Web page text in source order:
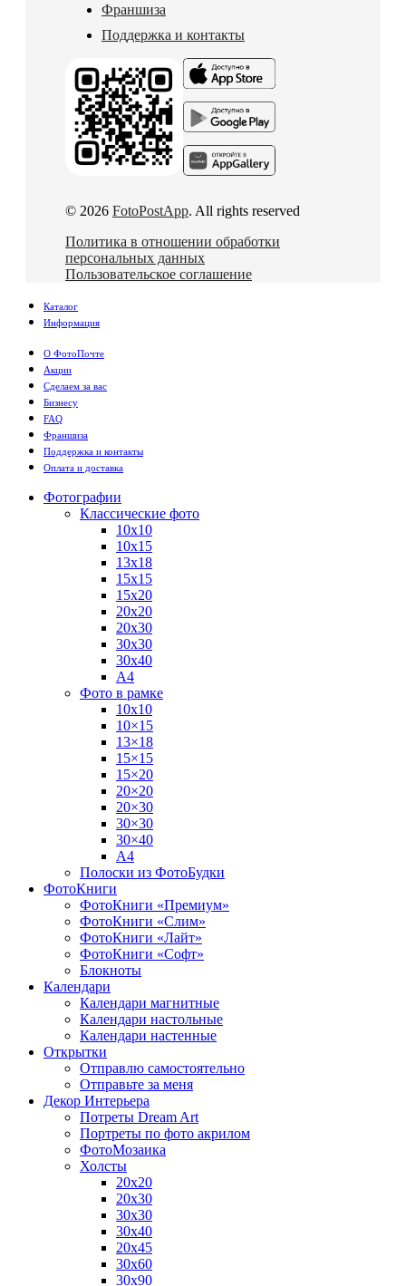
Франшиза
Поддержка и контакты
© 2026 FotoPostApp. All rights reserved
Политика в отношении обработки
персональных данных
Пользовательское соглашение
Каталог
Информация
О ФотоПочте
Акции
Сделаем за вас
Бизнесу
FAQ
Франшиза
Поддержка и контакты
Оплата и доставка
Фотографии
Классические фото
10х10
10х15
13х18
15х15
15х20
20х20
20х30
30х30
30х40
А4
Фото в рамке
10х10
10×15
13×18
15×15
15×20
20×20
20×30
30×30
30×40
A4
Полоски из ФотоБудки
ФотоКниги
ФотоКниги «Премиум»
ФотоКниги «Слим»
ФотоКниги «Лайт»
ФотоКниги «Софт»
Блокноты
Календари
Календари магнитные
Календари настольные
Календари настенные
Открытки
Отправлю самостоятельно
Отправьте за меня
Декор Интерьера
Потреты Dream Art
Портреты по фото акрилом
ФотоМозаика
Холсты
20х20
20х30
30х30
30х40
20х45
30х60
30х90